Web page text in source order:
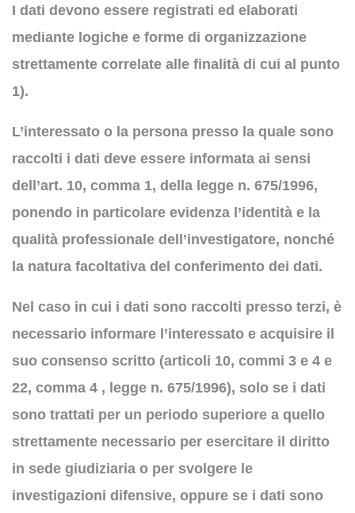
I dati devono essere registrati ed elaborati
mediante logiche e forme di organizzazione
strettamente correlate alle finalità di cui al punto
1).
L’interessato o la persona presso la quale sono
raccolti i dati deve essere informata ai sensi
dell’art. 10, comma 1, della legge n. 675/1996,
ponendo in particolare evidenza l’identità e la
qualità professionale dell’investigatore, nonché
la natura facoltativa del conferimento dei dati.
Nel caso in cui i dati sono raccolti presso terzi, è
necessario informare l’interessato e acquisire il
suo consenso scritto (articoli 10, commi 3 e 4 e
22, comma 4 , legge n. 675/1996), solo se i dati
sono trattati per un periodo superiore a quello
strettamente necessario per esercitare il diritto
in sede giudiziaria o per svolgere le
investigazioni difensive, oppure se i dati sono